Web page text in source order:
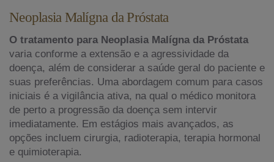
Neoplasia Malígna da Próstata
O tratamento para Neoplasia Malígna da Próstata
varia conforme a extensão e a agressividade da
doença, além de considerar a saúde geral do paciente e
suas preferências. Uma abordagem comum para casos
iniciais é a vigilância ativa, na qual o médico monitora
de perto a progressão da doença sem intervir
imediatamente. Em estágios mais avançados, as
opções incluem cirurgia, radioterapia, terapia hormonal
e quimioterapia.